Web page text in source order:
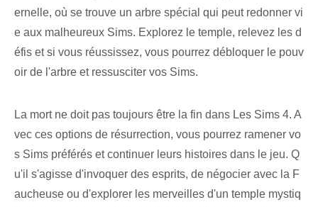
ernelle, où se trouve un arbre spécial qui peut redonner vi
e aux malheureux Sims. Explorez le temple, relevez les d
éfis et si vous réussissez, vous pourrez débloquer le pouv
oir de l'arbre et ressusciter vos Sims.
La mort ne doit pas toujours être la fin dans Les Sims 4. A
vec ces options de résurrection, vous pourrez ramener vo
s Sims préférés et continuer leurs histoires dans le jeu. Q
u'il s'agisse d'invoquer des esprits, de négocier avec la F
aucheuse ou d'explorer les merveilles d'un temple mystiq